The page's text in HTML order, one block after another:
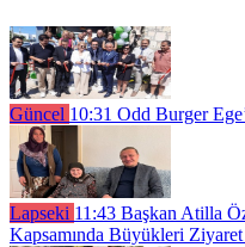
Güncel 10:31 Odd Burger
Lapseki 11:43 Başkan Atilla
Kapsamında Büyükleri